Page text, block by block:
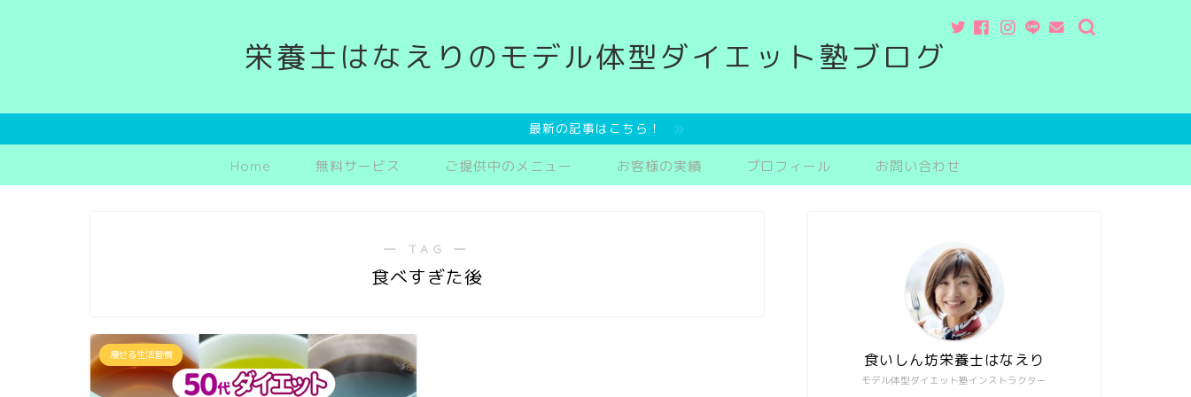
栄養士はなえりのモデル体型ダイエット塾ブログ
最新の記事はこちら！
Home 無料サービス ご提供中のメニュー お客様の実績 プロフィール お問い合わせ
― TAG ―
食べすぎた後
痩せる生活習慣
モデル体型ダイエット塾インストラクター
食いしん坊栄養士はなえり